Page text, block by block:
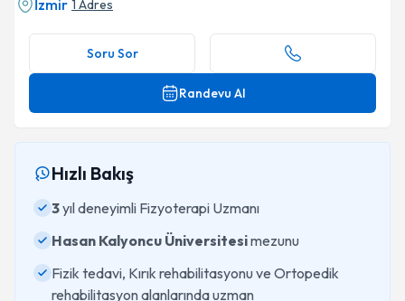
İzmir 1 Adres
Soru Sor
Randevu Al
Hızlı Bakış
3yıl deneyimli Fizyoterapi Uzmanı
Hasan Kalyoncu Üniversitesimezunu
Fizik tedavi, Kırık rehabilitasyonu ve Ortopedik
rehabilitasyon alanlarında uzman